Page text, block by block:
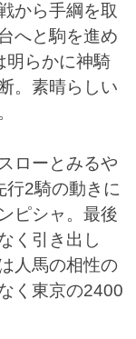
から手綱を取
へと駒を進め
明らかに神騎
。素晴らしい
ローとみるや
行2騎の動きに
ピシャ。最後
く引き出し
人馬の相性の
く東京の2400